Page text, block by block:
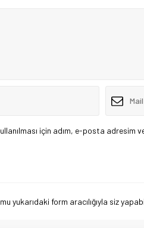
için adım, e-posta adresim
yukarıdaki form aracılığıyla siz